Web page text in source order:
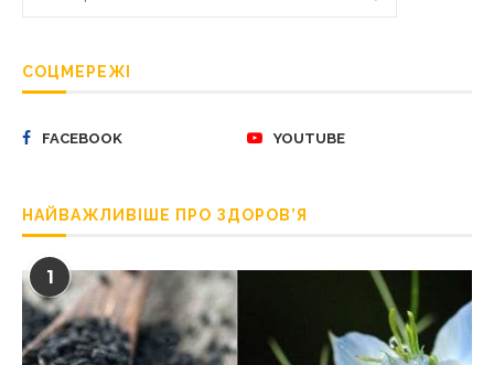
СОЦМЕРЕЖІ
FACEBOOK YOUTUBE
НАЙВАЖЛИВІШЕ ПРО ЗДОРОВ’Я
1